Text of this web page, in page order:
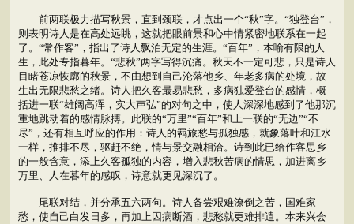
前两联极力描写秋景，直到颈联，才点出一个“秋”字。“独登台”，
则表明诗人是在高处远眺，这就把眼前景和心中情紧密地联系在一起
了。“常作客”，指出了诗人飘泊无定的生涯。“百年”，本喻有限的人
生，此处专指暮年。“悲秋”两字写得沉痛。秋天不一定可悲，只是诗人
目睹苍凉恢廓的秋景，不由想到自己沦落他乡、年老多病的处境，故
生出无限悲愁之绪。诗人把久客最易悲愁，多病独爱登台的感情，概
括进一联“雄阔高浑，实大声弘”的对句之中，使人深深地感到了他那沉
重地跳动着的感情脉搏。此联的“万里”“百年”和上一联的“无边”“不
尽”，还有相互呼应的作用：诗人的羁旅愁与孤独感，就象落叶和江水
一样，推排不尽，驱赶不绝，情与景交融相洽。诗到此已给作客思乡
的一般含意，添上久客孤独的内容，增入悲秋苦病的情思，加进离乡
万里、人在暮年的感叹，诗意就更见深沉了。
尾联对结，并分承五六两句。诗人备尝艰难潦倒之苦，国难家
愁，使自己白发日多，再加上因病断酒，悲愁就更难排遣。本来兴会